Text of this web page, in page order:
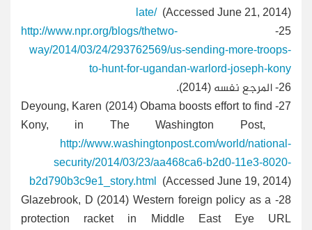
late/(Accessed June 21, 2014)
25-
http://www.npr.org/blogs/thetwo-
way/2014/03/24/293762569/us-sending-more-troops-
to-hunt-for-ugandan-warlord-joseph-kony
26- المرجع نفسه (2014).
27-
Deyoung, Karen (2014) Obama boosts effort to find
Kony, in The Washington Post,
http://www.washingtonpost.com/world/national-
security/2014/03/23/aa468ca6-b2d0-11e3-8020-
b2d790b3c9e1_story.html
(Accessed June 19, 2014)
28-
Glazebrook, D (2014) Western foreign policy as a
protection racket in Middle East Eye URL